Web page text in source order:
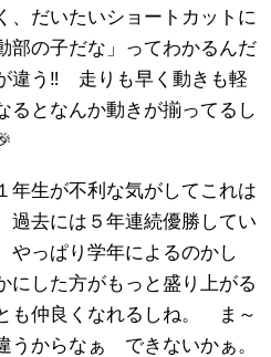
、だいたいショートカットに
部の子だな」ってわかるんだ
違う‼ 走りも早く動きも軽
るとなんか動きが揃ってるし
年生が不利な気がしてこれは
過去には５年連続優勝してい
やっぱり学年によるのかし
にした方がもっと盛り上がる
も仲良くなれるしね。 ま～
うからなぁ できないかぁ。